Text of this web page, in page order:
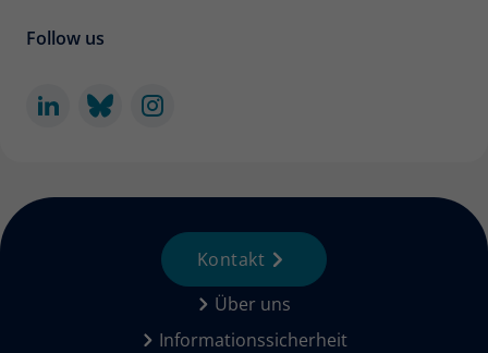
Follow us
Über uns
Informationssicherheit
Kontakt